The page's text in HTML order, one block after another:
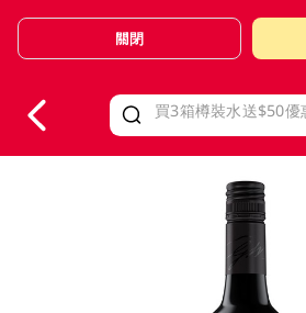
Valid Until 30 June 2026
關閉